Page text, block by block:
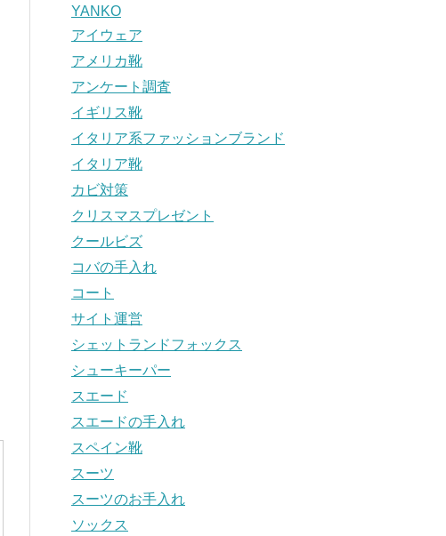
YANKO
アイウェア
アメリカ靴
アンケート調査
イギリス靴
イタリア系ファッションブランド
イタリア靴
カビ対策
クリスマスプレゼント
クールビズ
コバの手入れ
コート
サイト運営
シェットランドフォックス
シューキーパー
スエード
スエードの手入れ
スペイン靴
スーツ
スーツのお手入れ
ソックス